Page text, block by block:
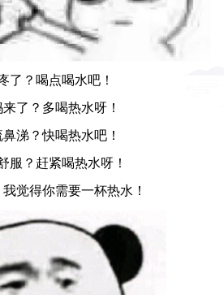
了？喝点喝水吧！
了？多喝热水呀！
涕？快喝热水吧！
服？赶紧喝热水呀！
觉得你需要一杯热水！